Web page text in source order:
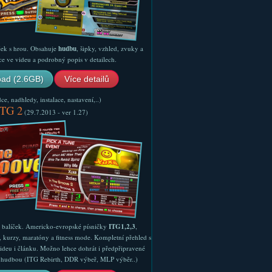
s hrou. Obsahuje hudbu, šipky, vzhled, zvuky a
ve videu a podrobný popis v detailech.
(2.6GB) Více detailů
nadhledy, instalace, nastavení,..)
2(29.7.2013 - ver 1.27)
balíček. Americko-evropské písničky ITG1,2,3,
maratóny a fitness mode. Kompletní přehled s
i článku. Možno lehce dohrát i předpřipravené
(ITG Rebirth, DDR výbeř, MLP výběr..)